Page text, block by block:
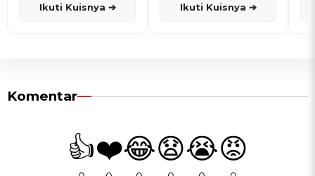
Ikuti Kuisnya ➔ Ikuti Kuisnya ➔
Komentar
👍❤️😂😧😭😡